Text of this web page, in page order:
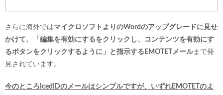
さらに海外ではマイクロソフトよりのWordのアップグレードに見せ
かけて、「編集を有効にするをクリックし、コンテンツを有効にす
るボタンをクリックするように」と指示するEMOTETメールまで発
見されています。
今のところIcedIDのメールはシンプルですが、いずれEMOTETのよ